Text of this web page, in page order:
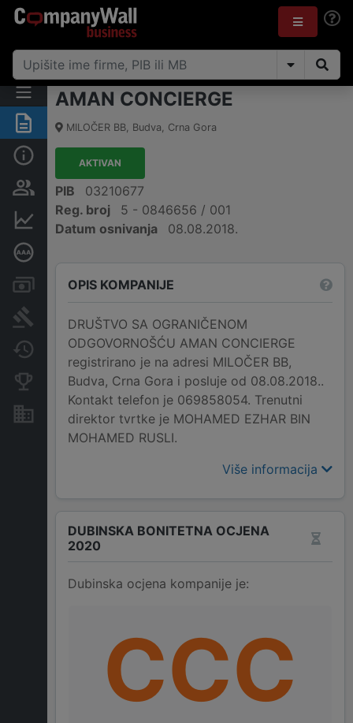
Sažetak
Osobe i vlasništvo
Finansijski podaci
Računi i blokade
Arhiva sudskih objava
Promjene
Konkurentne kompanije
Nekretnine i imovina
AMAN CONCIERGE
MILOČER BB, Budva, Crna Gora
AKTIVAN
PIB
03210677
Reg. broj
5 - 0846656 / 001
Datum osnivanja
08.08.2018.
OPIS KOMPANIJE
DRUŠTVO SA OGRANIČENOM
ODGOVORNOŠĆU AMAN CONCIERGE
registrirano je na adresi MILOČER BB,
Budva, Crna Gora i posluje od 08.08.2018..
Kontakt telefon je 069858054. Trenutni
direktor tvrtke je MOHAMED EZHAR BIN
MOHAMED RUSLI.
Više informacija
DUBINSKA BONITETNA OCJENA
2020
Dubinska ocjena kompanije je:
CCC